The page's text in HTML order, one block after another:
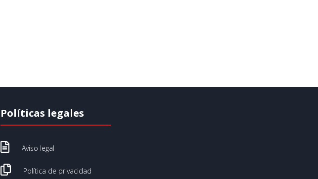
Políticas legales
 Aviso legal
 Política de privacidad